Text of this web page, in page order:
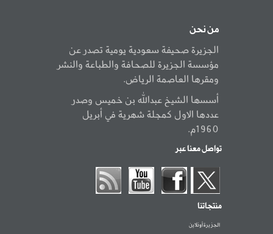
من نحن
الجزيرة صحيفة سعودية يومية تصدر عن
مؤسسة الجزيرة للصحافة والطباعة والنشر
ومقرها العاصمة الرياض.
أسسها الشيخ عبدالله بن خميس وصدر
عددها الاول كمجلة شهرية في أبريل
1960م.
تواصل معنا عبر
منتجاتنا
الجزيرة أونلاين